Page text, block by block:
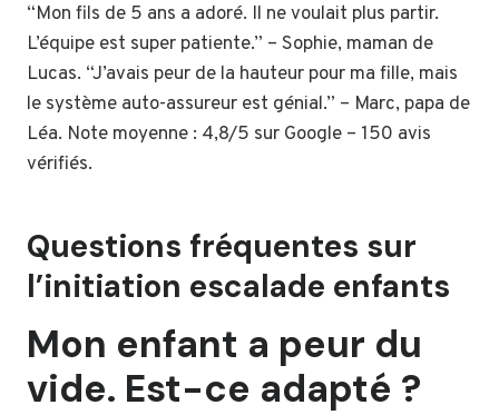
“Mon fils de 5 ans a adoré. Il ne voulait plus partir.
L’équipe est super patiente.” – Sophie, maman de
Lucas. “J’avais peur de la hauteur pour ma fille, mais
le système auto-assureur est génial.” – Marc, papa de
Léa. Note moyenne : 4,8/5 sur Google – 150 avis
vérifiés.
Questions fréquentes sur
l’initiation escalade enfants
Mon enfant a peur du
vide. Est-ce adapté ?